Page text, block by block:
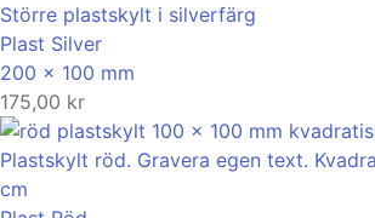
Större plastskylt i silverfärg
Plast Silver
200 x 100 mm
175,00 kr
Plastskylt röd. Gravera egen text.
cm